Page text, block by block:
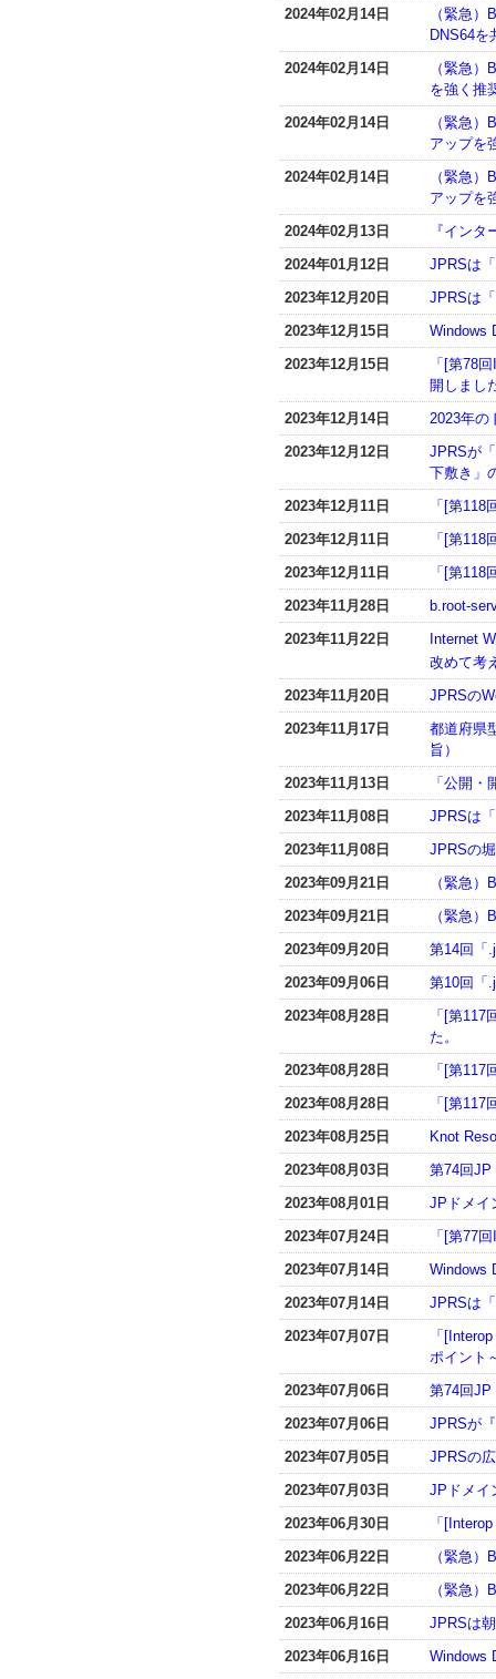
2024年02月14日
（緊急
DNS64を
2024年02月14日
（緊急
を強く推
2024年02月14日
（緊急
アップを
2024年02月14日
（緊急
アップを
2024年02月13日
『イン
2024年01月12日
JPRSは
2023年12月20日
JPRSは
2023年12月15日
Windows
2023年12月15日
「[第78
開しまし
2023年12月14日
2023年の
2023年12月12日
JPRSが
下敷き」
2023年12月11日
「[第
2023年12月11日
「[第
2023年12月11日
「[第
2023年11月28日
b.root-
2023年11月22日
Internet
改めて考
2023年11月20日
JPRSの
2023年11月17日
都道府県
旨）
2023年11月13日
「公開
2023年11月08日
JPRSは
2023年11月08日
JPRSの
2023年09月21日
（緊急
2023年09月21日
（緊急
2023年09月20日
第14回「
2023年09月06日
第10回「
2023年08月28日
「[第
た。
2023年08月28日
「[第
2023年08月28日
「[第
2023年08月25日
Knot
2023年08月03日
第74回JP
2023年08月01日
JPドメイ
2023年07月24日
「[第77
2023年07月14日
Windows
2023年07月14日
JPRSは
2023年07月07日
「
ポイント
2023年07月06日
第74回JP
2023年07月06日
JPRSが
2023年07月05日
JPRSの
2023年07月03日
JPドメイ
2023年06月30日
「
2023年06月22日
（緊急
2023年06月22日
（緊急
2023年06月16日
JPRSは
2023年06月16日
Windows